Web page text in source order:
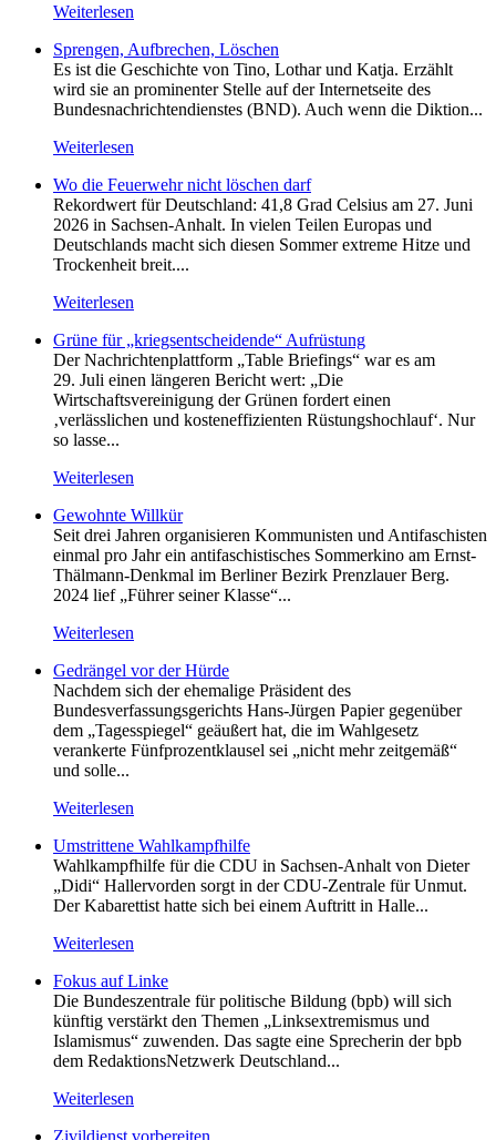
Weiterlesen
Sprengen, Aufbrechen, Löschen
Es ist die Geschichte von Tino, Lothar und Katja. Erzählt
wird sie an prominenter Stelle auf der Internetseite des
Bundesnachrichtendienstes (BND). Auch wenn die Diktion...
Weiterlesen
Wo die Feuerwehr nicht löschen darf
Rekordwert für Deutschland: 41,8 Grad Celsius am 27. Juni
2026 in Sachsen-Anhalt. In vielen Teilen Europas und
Deutschlands macht sich diesen Sommer extreme Hitze und
Trockenheit breit....
Weiterlesen
Grüne für „kriegsentscheidende“ Aufrüstung
Der Nachrichtenplattform „Table Briefings“ war es am
29. Juli einen längeren Bericht wert: „Die
Wirtschaftsvereinigung der Grünen fordert einen
‚verlässlichen und kosteneffizienten Rüstungshochlauf‘. Nur
so lasse...
Weiterlesen
Gewohnte Willkür
Seit drei Jahren organisieren Kommunisten und Antifaschisten
einmal pro Jahr ein antifaschistisches Sommerkino am Ernst-
Thälmann-Denkmal im Berliner Bezirk Prenzlauer Berg.
2024 lief „Führer seiner Klasse“...
Weiterlesen
Gedrängel vor der Hürde
Nachdem sich der ehemalige Präsident des
Bundesverfassungsgerichts Hans-Jürgen Papier gegenüber
dem „Tagesspiegel“ geäußert hat, die im Wahlgesetz
verankerte Fünfprozentklausel sei „nicht mehr zeitgemäß“
und solle...
Weiterlesen
Umstrittene Wahlkampfhilfe
Wahlkampfhilfe für die CDU in Sachsen-Anhalt von Dieter
„Didi“ Hallervorden sorgt in der CDU-Zentrale für Unmut.
Der Kabarettist hatte sich bei einem Auftritt in Halle...
Weiterlesen
Fokus auf Linke
Die Bundeszentrale für politische Bildung (bpb) will sich
künftig verstärkt den Themen „Linksextremismus und
Islamismus“ zuwenden. Das sagte eine Sprecherin der bpb
dem RedaktionsNetzwerk Deutschland...
Weiterlesen
Zivildienst vorbereiten